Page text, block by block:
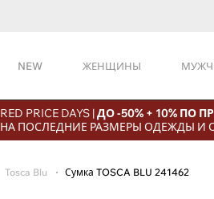
NEW ЖЕНЩИНЫ
RED PRICE DAYS |ДО -50% + 10% ПО
НА ПОСЛЕДНИЕ РАЗМЕРЫ ОДЕЖДЫ И
Tosca Blu Сумка TOSCA BLU 241462